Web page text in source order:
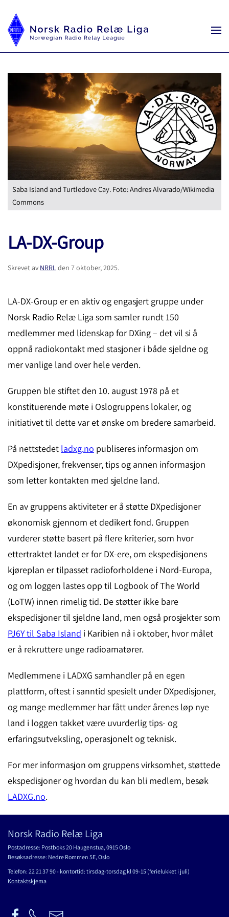
Saba Island and Turtledove Cay. Foto: Andres Alvarado/Wikimedia
Commons
LA-DX-Group
Skrevet av NRRLden 7 oktober, 2025.
LA-DX-Group er en aktiv og engasjert gruppe under
Norsk Radio Relæ Liga som samler rundt 150
medlemmer med lidenskap for DXing – det vil si å
oppnå radiokontakt med stasjoner i både sjeldne og
mer vanlige land over hele verden.
Gruppen ble stiftet den 10. august 1978 på et
konstituerende møte i Oslogruppens lokaler, og
initiativet til dette var et ønske om bredere samarbeid.
På nettstedet ladxg.no publiseres informasjon om
DXpedisjoner, frekvenser, tips og annen informasjon
som letter kontakten med sjeldne land.
En av gruppens aktiviteter er å støtte DXpedisjoner
økonomisk gjennom et dedikert fond. Gruppen
vurderer støtte basert på flere kriterier, som hvor
ettertraktet landet er for DX-ere, om ekspedisjonens
kjøreplan er tilpasset radioforholdene i Nord-Europa,
og om loggen lastes opp til Logbook of The World
(LoTW) innen rimelig tid. De støtter ikke bare
ekspedisjoner til sjeldne land, men også prosjekter som
PJ6Y til Saba Island i Karibien nå i oktober, hvor målet
er å rekruttere unge radioamatører.
Medlemmene i LADXG samhandler på en egen
plattform, oftest i sanntid spesielt under DXpedisjoner,
og mange medlemmer har fått under årenes løp nye
land i loggen takket være uvurderlig tips- og
erfaringsutveksling, operasjonelt og teknisk.
For mer informasjon om gruppens virksomhet, støttede
ekspedisjoner og hvordan du kan bli medlem, besøk
LADXG.no.
Norsk Radio Relæ Liga
Postadresse: Postboks 20 Haugenstua, 0915 Oslo
Besøksadresse: Nedre Rommen 5E, Oslo
Telefon: 22 21 37 90 - kontortid: tirsdag-torsdag kl 09-15 (ferielukket i juli)
Kontaktskjema